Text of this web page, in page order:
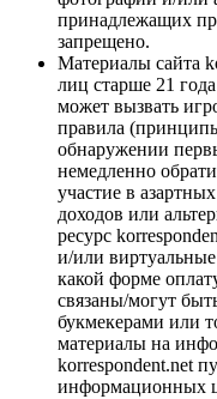
принадлежащих
запрещено.
Материалы сайта
лиц старше 21
может вызвать
правила
обнаружении
немедленно
участие в
доходов или
ресурс
и/или
какой форме
связаны/могут
букмекерами или
материалы на
korrespondent.net
информационных